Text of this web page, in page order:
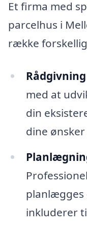
Et firma med
parcelhus i
række
med at
din
dine
planlægges
inkluderer